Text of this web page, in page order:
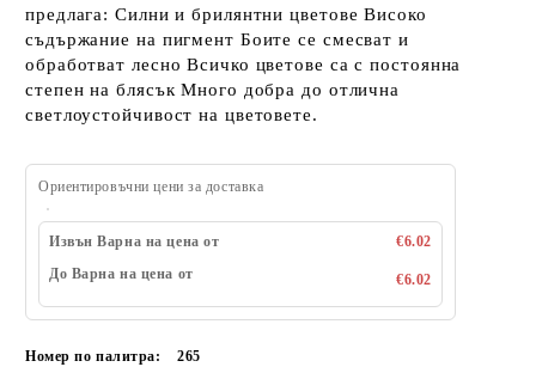
предлага: Силни и брилянтни цветове Високо
съдържание на пигмент Боите се смесват и
обработват лесно Всичко цветове са с постоянна
степен на блясък Много добра до отлична
светлоустойчивост на цветовете.
Ориентировъчни цени за доставка
Извън Варна на цена от
€6.02
До Варна на цена от
€6.02
Номер по палитра:
265